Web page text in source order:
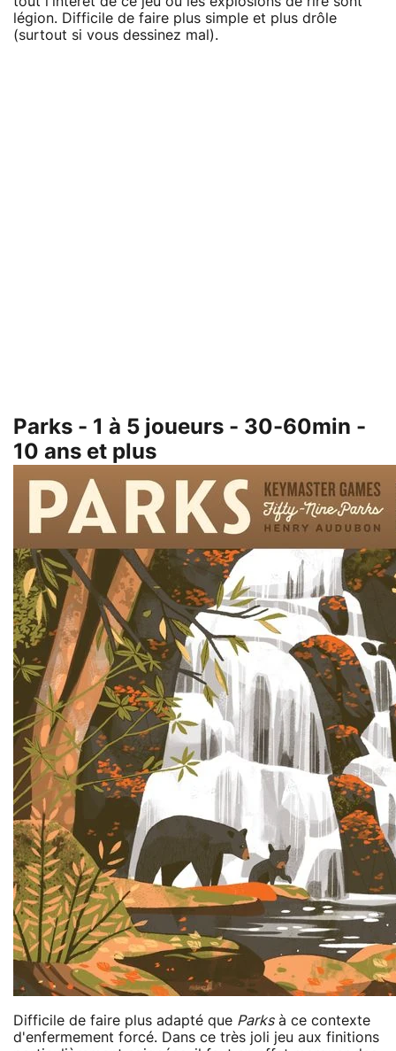
légion. Difficile de faire plus simple et plus drôle
(surtout si vous dessinez mal).
Parks - 1 à 5 joueurs - 30-60min -
10 ans et plus
Difficile de faire plus adapté que Parksà ce contexte
d'enfermement forcé. Dans ce très joli jeu aux finitions